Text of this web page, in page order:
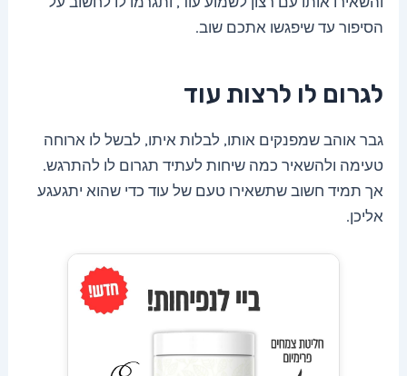
הסיפור עד שיפגשו אתכם שוב.
לגרום לו לרצות עוד
גבר אוהב שמפנקים אותו, לבלות איתו, לבשל לו ארוחה
טעימה ולהשאיר כמה שיחות לעתיד תגרום לו להתרגש.
אך תמיד חשוב שתשאירו טעם של עוד כדי שהוא יתגעגע
אליכן.